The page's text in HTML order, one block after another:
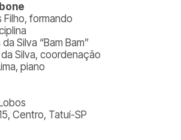
Filho, formando
Silva “Bam Bam”
Silva, coordenação
piano
Centro, Tatuí-SP